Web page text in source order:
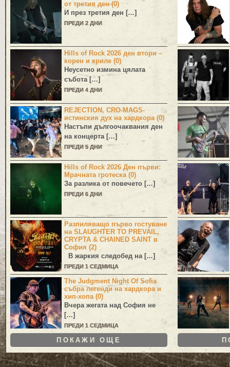
от третия ден (0)
И през третия ден […]
ПРЕДИ 2 ДНИ
Hills of Rock 2026 ден втори –
корен и криле (0)
Неусетно измина цялата
събота […]
ПРЕДИ 4 ДНИ
REJECTION, CRO-MAGS-
истинския дух на хардкора (0)
Настъпи дългоочаквания ден
на концерта […]
ПРЕДИ 5 ДНИ
Hills of Rock 2026 Ден първи:
Мрачната гротеска (0)
За разлика от повечето […]
ПРЕДИ 6 ДНИ
Разпиляващо първо гостуване
на SLAUGHTER TO PREVAIL,
CRYPTA & CHAINED SAINT в
София (2)
В жаркия следобед на […]
ПРЕДИ 1 СЕДМИЦА
The Judgment Night Of Sofia
събра легенди на хардкора и
хип-хопа (0)
Вчера жегата над София не
[…]
ПРЕДИ 1 СЕДМИЦА
ПОКАЖИ ОЩЕ